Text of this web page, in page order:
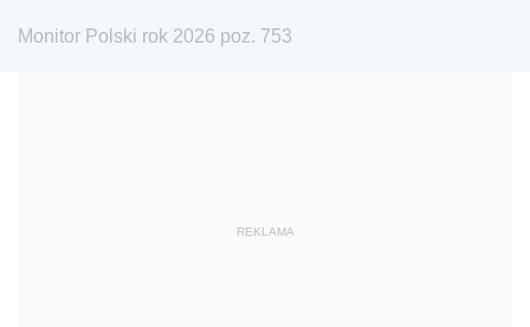
1975 1974
1959
Monitor Polski rok 2026 poz. 753
REKLAMA